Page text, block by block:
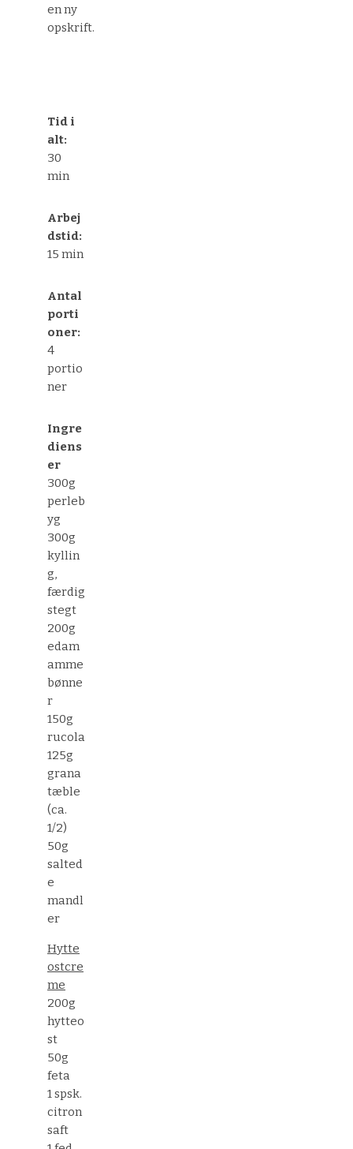
en ny
opskrift.
Tid i
alt:
30
min
Arbej
dstid:
15 min
Antal
porti
oner:
4
portio
ner
Ingre
diens
er
300g
perleb
yg
300g
kyllin
g,
færdig
stegt
200g
edam
amme
bønne
r
150g
rucola
125g
grana
tæble
(ca.
1/2)
50g
salted
e
mandl
er
Hytte
ostcre
me
200g
hytteo
st
50g
feta
1 spsk.
citron
saft